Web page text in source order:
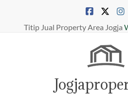
contentTitip Jual Property Area Jogja